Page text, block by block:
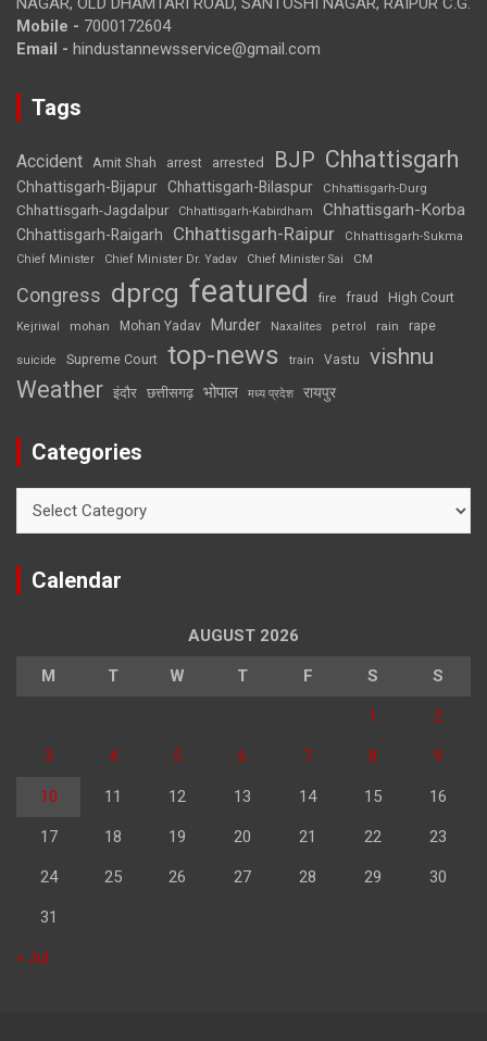
Mobile - 7000172604
Email - hindustannewsservice@gmail.com
Tags
Accident Amit Shah arrest arrested BJP Chhattisgarh
Chhattisgarh-Bijapur Chhattisgarh-Bilaspur Chhattisgarh-Durg
Chhattisgarh-Jagdalpur Chhattisgarh-Kabirdham Chhattisgarh-Korba
Chhattisgarh-Raigarh Chhattisgarh-Raipur
Chhattisgarh-Sukma
Chief Minister
Chief Minister Dr. Yadav Chief Minister Sai CM
Congress dprcg featured fire fraud High Court
Kejriwal mohan Mohan Yadav Murder Naxalites petrol rain rape
suicide Supreme Court top-news train Vastu vishnu
Weather इंदौर छत्तीसगढ़ भोपाल मध्य प्रदेश रायपुर
Categories
Calendar
AUGUST 2026
M T W T F S S
1 2
3 4 5 6 7 8 9
10 11 12 13 14 15 16
17 18 19 20 21 22 23
24 25 26 27 28 29 30
31
« Jul